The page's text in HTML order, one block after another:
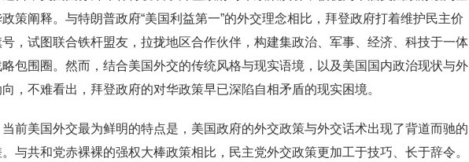
策阐释。与特朗普政府“美国利益第一”的外交理念相比，拜登政府打着维护民主价
，试图联合铁杆盟友，拉拢地区合作伙伴，构建集政治、军事、经济、科技于一体
包围圈。然而，结合美国外交的传统风格与现实语境，以及美国国内政治现状与外
，不难看出，拜登政府的对华政策早已深陷自相矛盾的现实困境。
美国外交最为鲜明的特点是，美国政府的外交政策与外交话术出现了背道而驰的
与共和党赤裸裸的强权大棒政策相比，民主党外交政策更加工于技巧、长于辞令。